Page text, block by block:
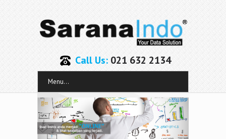
Call Us:021 632 2134
Menu...